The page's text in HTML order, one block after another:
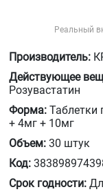
Реальный
Производитель:
Действующее
Розувастатин
Форма: Таблетки
+ 4мг + 10мг
Объем: 30 штук
Код:
Срок годности: